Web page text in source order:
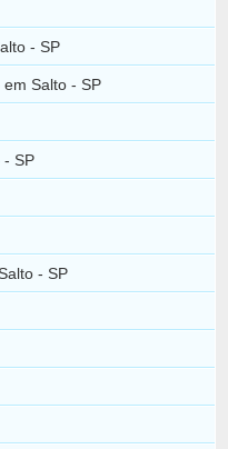
- SP
Salto - SP
- SP
- SP